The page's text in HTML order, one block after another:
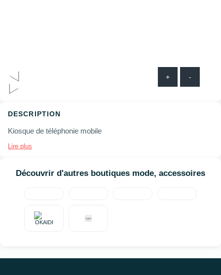
+ -
DESCRIPTION
Kiosque de téléphonie mobile
Lire plus
Découvrir d'autres boutiques mode, accessoires